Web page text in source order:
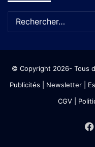
© Copyright 2026-
Publicités
Newsletter|
CGV|